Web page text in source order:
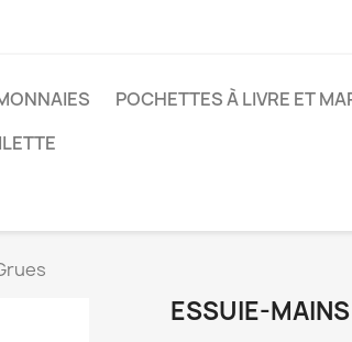
POCHETTES À LIVRE ET
ESSUIE-